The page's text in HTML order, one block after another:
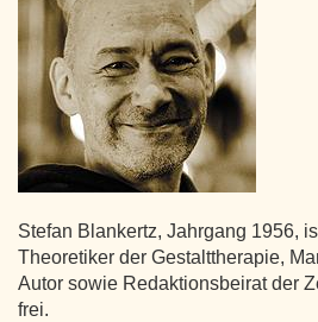
Stefan Blankertz, Jahrgang 1956,
Theoretiker der Gestalttherapie,
Autor sowie Redaktionsbeirat der
frei.